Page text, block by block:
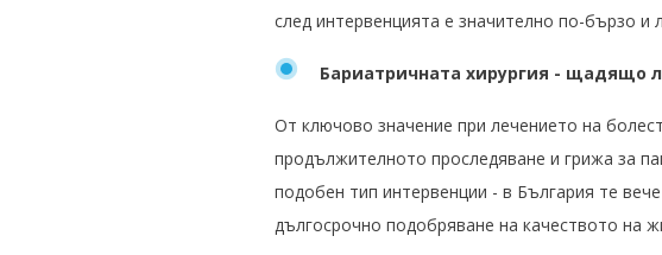
след интервенцията е значително по-бързо и
Бариатричната хирургия - щадящо
От ключово значение при лечението на
продължителното проследяване и грижа за
подобен тип интервенции - в България те
дългосрочно подобряване на качеството на